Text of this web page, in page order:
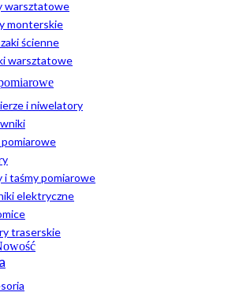
warsztatowe
monterskie
ścienne
warsztatowe
i niwelatory
pomiarowe
i taśmy pomiarowe
elektryczne
traserskie